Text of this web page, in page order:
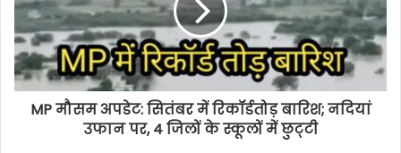
MP मौसम अपडेट: सितंबर में रिकॉर्डतोड़ बारिश; नदियां
उफान पर, 4 जिलों के स्कूलों में छुट्‌टी